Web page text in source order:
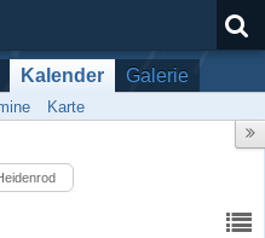
Kalender Galerie
Karte